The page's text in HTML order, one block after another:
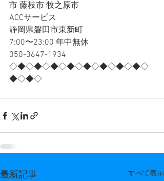
市 藤枝市 牧之原市
ACCサービス
静岡県磐田市東新町
7:00〜23:00 年中無休
050-3647-1934
◇◆◇◆◇◆◇◆◇◆◇◆◇◆◇◆◇
◆◇◆◇
最新記事 すべて表示